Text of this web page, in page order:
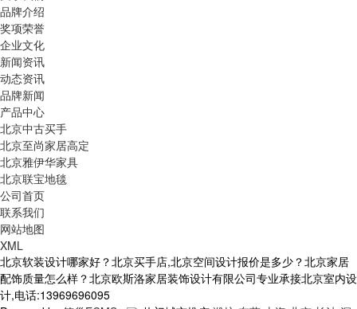
品牌介绍
奖项荣誉
企业文化
新闻资讯
动态资讯
品牌新闻
产品中心
北京中古买手
北京至尚家居高定
北京雅伊华家具
北京联宝地毯
公司首页
联系我们
网站地图
XML
北京软装设计哪家好？北京买手店,北京空间设计报价是多少？北京家居
配饰质量怎么样？北京欧斯洛家居装饰设计有限公司专业承接北京室内设
计,电话:13969696095